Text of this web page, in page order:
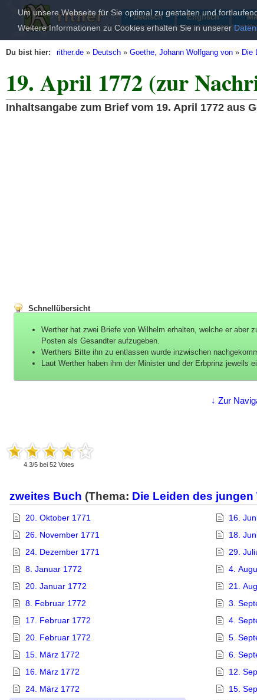
Deutsch Englisch
Du bist hier: rither.de » Deutsch »Goethe, Johann Wolfgang von » Die
19. April 1772 (zur
Inhaltsangabe zum Brief vom 19. April 1772 aus
Schnellübersicht
Werther hat zwei Briefe von Wilhelm erhalten, welche er aber
Posten als Gesandter aufzugeben.
Werthers Bitte ihn zu entlassen wurde inzwischen
Laut Werther haben ihm der Minister und der Erbprinz jeweils
↓ Zur
4.3/5 bei 52 Votes
zweites Buch (Thema: Die Leiden des jungen
20. Oktober 1771
26. November 1771
24. Dezember 1771
8. Januar 1772
20. Januar 1772
8. Februar 1772
17. Februar 1772
20. Februar 1772
15. März 1772
16. März 1772
24. März 1772
16.
18.
29.
4.
21.
3.
4.
5.
6.
12.
15.
Um unsere Webseite für Sie optimal zu gestalten und
Weitere Informationen zu Cookies erhalten Sie in unserer